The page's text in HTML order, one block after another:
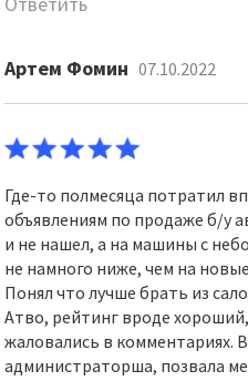
Артем Фомин 07.10.2022
Где-то полмесяца потратил
объявлениям по продаже б/у
и не нашел, а на машины с
не намного ниже, чем на
Понял что лучше брать из
Атво, рейтинг вроде
жаловались в комментариях.
администраторша, позвала